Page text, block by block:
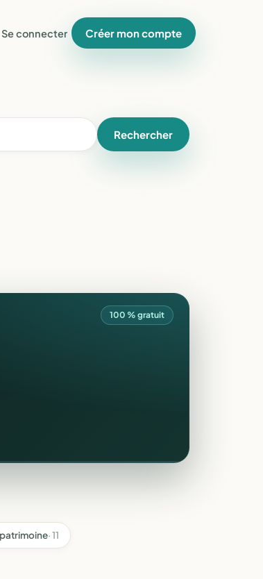
Se connecter Créer mon compte
Rechercher
100 % gratuit
· 11